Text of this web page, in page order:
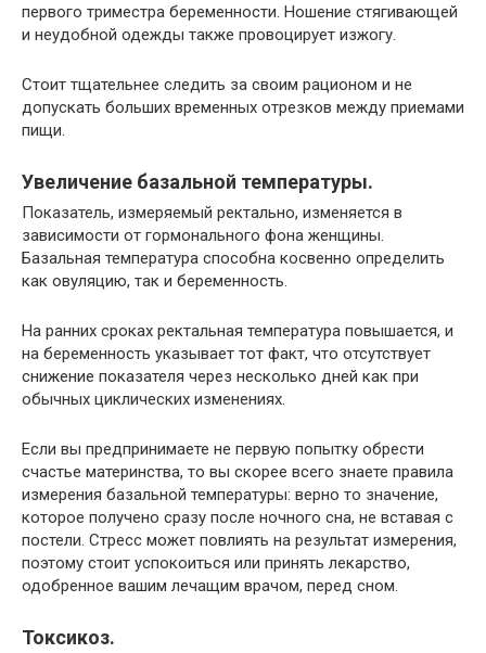
первого триместра беременности. Ношение стягивающей
и неудобной одежды также провоцирует изжогу.
Стоит тщательнее следить за своим рационом и не
допускать больших временных отрезков между приемами
пищи.
Увеличение базальной температуры.
Показатель, измеряемый ректально, изменяется в
зависимости от гормонального фона женщины.
Базальная температура способна косвенно определить
как овуляцию, так и беременность.
На ранних сроках ректальная температура повышается, и
на беременность указывает тот факт, что отсутствует
снижение показателя через несколько дней как при
обычных циклических изменениях.
Если вы предпринимаете не первую попытку обрести
счастье материнства, то вы скорее всего знаете правила
измерения базальной температуры: верно то значение,
которое получено сразу после ночного сна, не вставая с
постели. Стресс может повлиять на результат измерения,
поэтому стоит успокоиться или принять лекарство,
одобренное вашим лечащим врачом, перед сном.
Токсикоз.